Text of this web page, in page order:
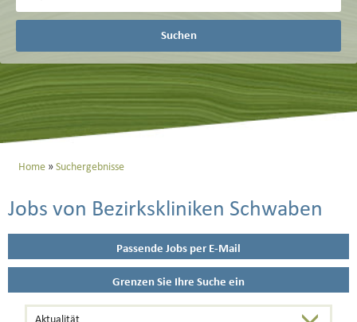
Suchen
Home Suchergebnisse
Jobs von Bezirkskliniken Schwaben
Passende Jobs per E-Mail
Grenzen Sie Ihre Suche ein